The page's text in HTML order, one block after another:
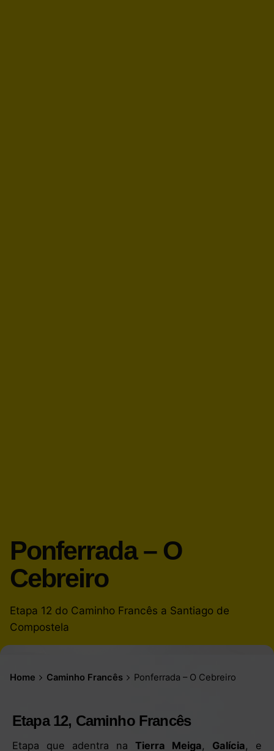
Ponferrada – O
Cebreiro
Etapa 12 do Caminho Francês a Santiago de
Compostela
Home Caminho Francês Ponferrada – O Cebreiro
Etapa 12, Caminho Francês
Etapa que adentra na Tierra Meiga, Galícia, e